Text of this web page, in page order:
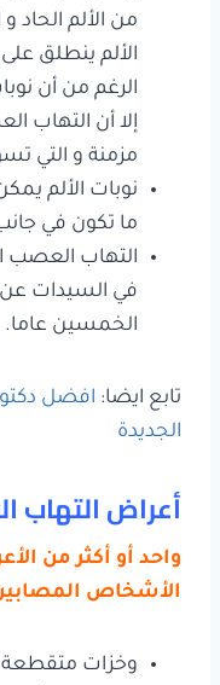
من الألم
الألم ينطلق
الرغم من أن
إلا أن التهاب
مزمنة و التي
نوبات الألم
ما تكون في
التهاب العصب
في السيدات عن
الخمسين عاما.
تابع ايضا: افضل
الجديدة
أعراض
واحد أو أكثر من
الأشخاص
وخزات متقطعة